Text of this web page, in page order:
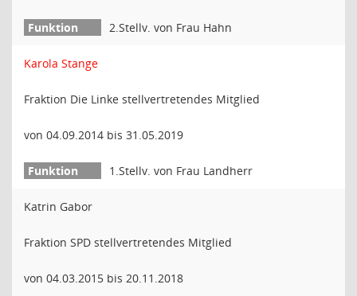
2.Stellv. von Frau Hahn
Karola Stange
Fraktion Die Linke stellvertretendes Mitglied
von 04.09.2014 bis 31.05.2019
1.Stellv. von Frau Landherr
Katrin Gabor
Fraktion SPD stellvertretendes Mitglied
von 04.03.2015 bis 20.11.2018